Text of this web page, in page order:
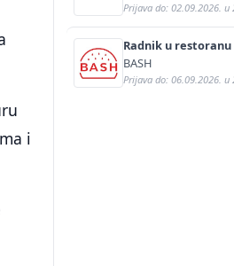
i
Prijava do: 02.09.2026. u
Radnik u restoranu
BASH
Prijava do: 06.09.2026. u